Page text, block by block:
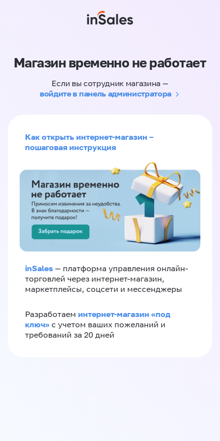
Магазин временно не работает
Если вы сотрудник магазина —
войдите в панель администратора
Как открыть интернет-магазин –
пошаговая инструкция
inSales — платформа управления онлайн-
торговлей через интернет-магазин,
маркетплейсы, соцсети и мессенджеры
Разработаем интернет-магазин «‎под
ключ»‎ с учетом ваших пожеланий и
требований за 20 дней